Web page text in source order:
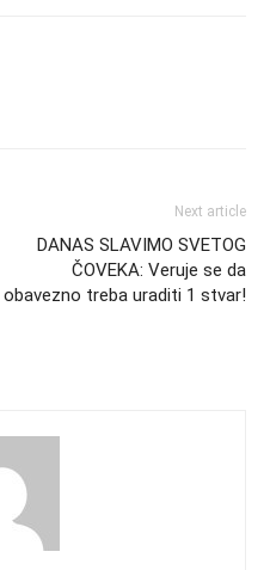
Next article
DANAS SLAVIMO SVETOG
ČOVEKA: Veruje se da
obavezno treba uraditi 1 stvar!